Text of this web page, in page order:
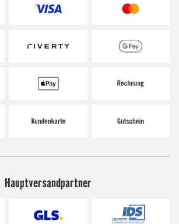
Hauptversandpartner